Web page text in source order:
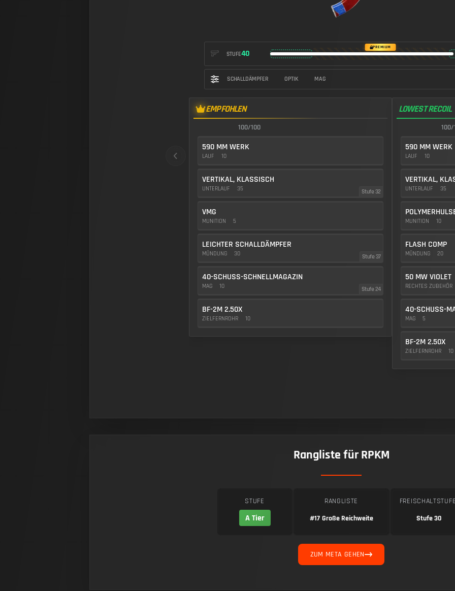
STUFE40
PREMIUM
SCHALLDÄMPFER OPTIK MAG
EMPFOHLEN
100/100
590 MM WERK
LAUF 10
VERTIKAL, KLASSISCH
UNTERLAUF 35 Stufe 32
VMG
MUNITION 5
LEICHTER SCHALLDÄMPFER
MÜNDUNG 30 Stufe 37
40-SCHUSS-SCHNELLMAGAZIN
MAG 10 Stufe 24
BF-2M 2.50X
ZIELFERNROHR 10
LOWEST RECOIL
100/
590 MM WERK
LAUF 10
VERTIKAL,
UNTERLAUF 35
MUNITION 10
FLASH COMP
MÜNDUNG 20
50 MW VIOLET
RECHTES ZUBEHÖR
40-SCHUSS-
MAG 5
BF-2M 2.50X
ZIELFERNROHR 10
Rangliste für RPKM
STUFE
A Tier
RANGLISTE
#17 Große Reichweite
Stufe 30
ZUM META GEHEN